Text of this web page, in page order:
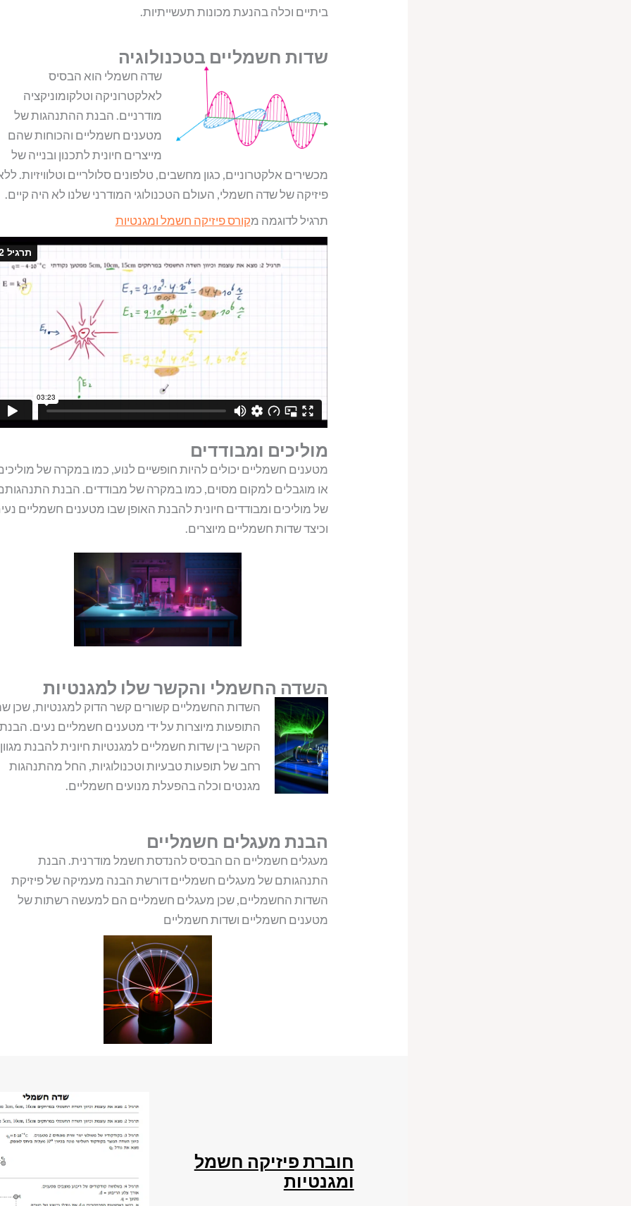
ביתיים וכלה בהנעת מכונות תעשייתיות.
שדות חשמליים בטכנולוגיה
שדה חשמלי הוא הבסיס
לאלקטרוניקה וטלקומוניקציה
מודרניים. הבנת ההתנהגות של
מטענים חשמליים והכוחות שהם
מייצרים חיונית לתכנון ובנייה של
מכשירים אלקטרוניים, כגון מחשבים, טלפונים סלולריים וטלוויזיות.
פיזיקה של שדה חשמלי, העולם הטכנולוגי המודרני שלנו לא היה קיים.
תרגיל לדוגמה מקורס פיזיקה חשמל ומגנטיות
מוליכים ומבודדים
מטענים חשמליים יכולים להיות חופשיים לנוע, כמו במקרה של
או מוגבלים למקום מסוים, כמו במקרה של מבודדים. הבנת
של מוליכים ומבודדים חיונית להבנת האופן שבו מטענים חשמליים
וכיצד שדות חשמליים מיוצרים.
השדה החשמלי והקשר שלו למגנטיות
השדות החשמליים קשורים קשר הדוק למגנטיות, שכן
התופעות מיוצרות על ידי מטענים חשמליים נעים.
הקשר בין שדות חשמליים למגנטיות חיונית להבנת מגוון
רחב של תופעות טבעיות וטכנולוגיות, החל מהתנהגות
מגנטים וכלה בהפעלת מנועים חשמליים.
הבנת מעגלים חשמליים
מעגלים חשמליים הם הבסיס להנדסת חשמל מודרנית. הבנת
התנהגותם של מעגלים חשמליים דורשת הבנה מעמיקה של פיזיקת
השדות החשמליים, שכן מעגלים חשמליים הם למעשה רשתות של
מטענים חשמליים ושדות חשמליים
חוברת פיזיקה חשמל
ומגנטיות